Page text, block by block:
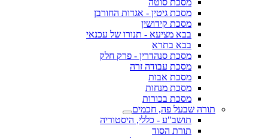
מסכת סוטה
מסכת גיטין - אגדות החורבן
מסכת קידושין
בבא מציעא - תנורו של עכנאי
בבא בתרא
מסכת סנהדרין - פרק חלק
מסכת עבודה זרה
מסכת אבות
מסכת מנחות
מסכת בכורות
תורה שבעל פה, חכמים
תושב"ע - כללי, היסטוריה
תורת הסוד